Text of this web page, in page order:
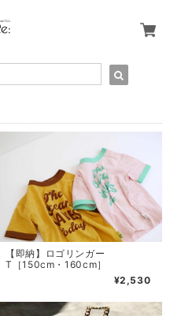
【即納】ロゴリンガー
T［150cm・160cm］
¥2,530